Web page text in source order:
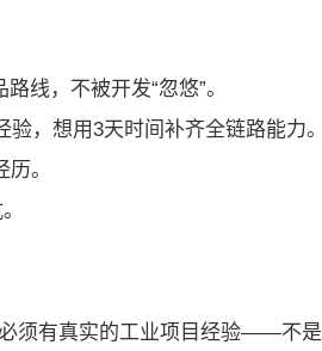
线，不被开发“忽悠”。
验，想用3天时间补齐全链路能力
。
必须有真实的工业项目经验——不